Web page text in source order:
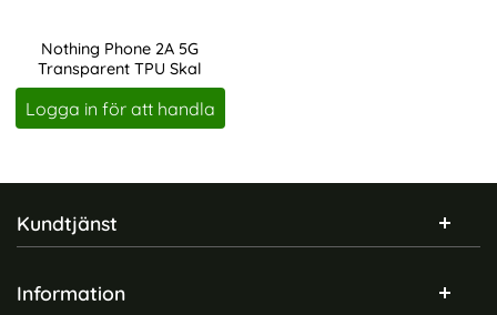
Nothing Phone 2A 5G
Transparent TPU Skal
Art. nr 235290
Logga in för att handla
Sidfot Blandad info och länkar
Kundtjänst
Information